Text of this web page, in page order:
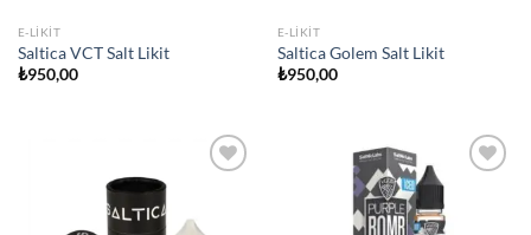
E-LIKIT
Saltica VCT Salt Likit
₺950,00
E-LIKIT
Saltica Golem Salt Likit
₺950,00